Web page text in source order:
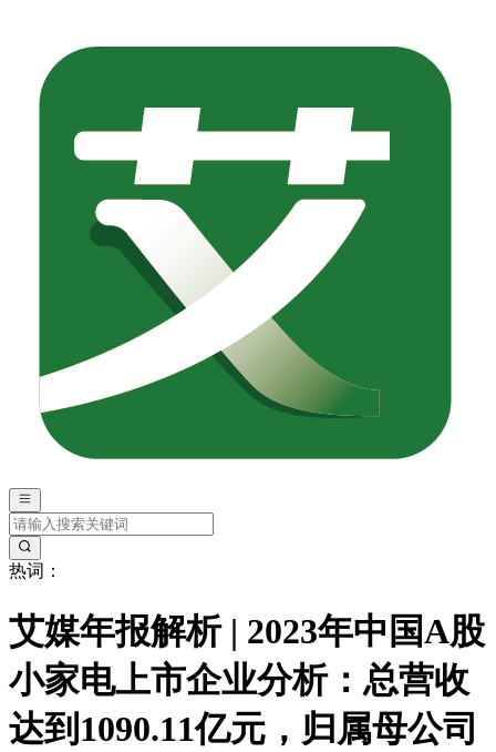
热词：
艾媒年报解析 | 2023年中国A股
小家电上市企业分析：总营收
达到1090.11亿元，归属母公司